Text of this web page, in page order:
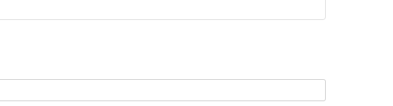
мал. "Compass" AB491